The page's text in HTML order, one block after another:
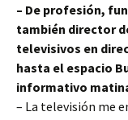
– De profesión,
también director
televisivos en
hasta el espacio
informativo
– La televisión me